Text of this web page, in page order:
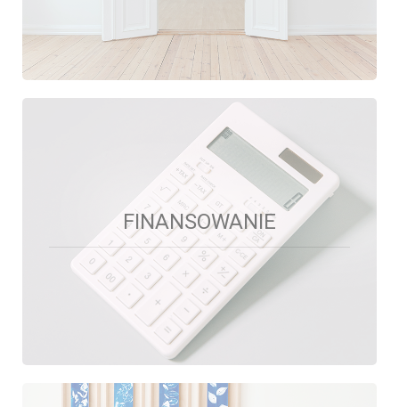
profesjonalnej oferty wraz ze zdjęciami, prezentacje
FINANSOWANIE
FINANSOWANIE
Współpracujemy z zaufanym zespołem doradców
kredytowych, którzy pomogą w procesie pozyskania
kapitału na zakup nieruchomości.